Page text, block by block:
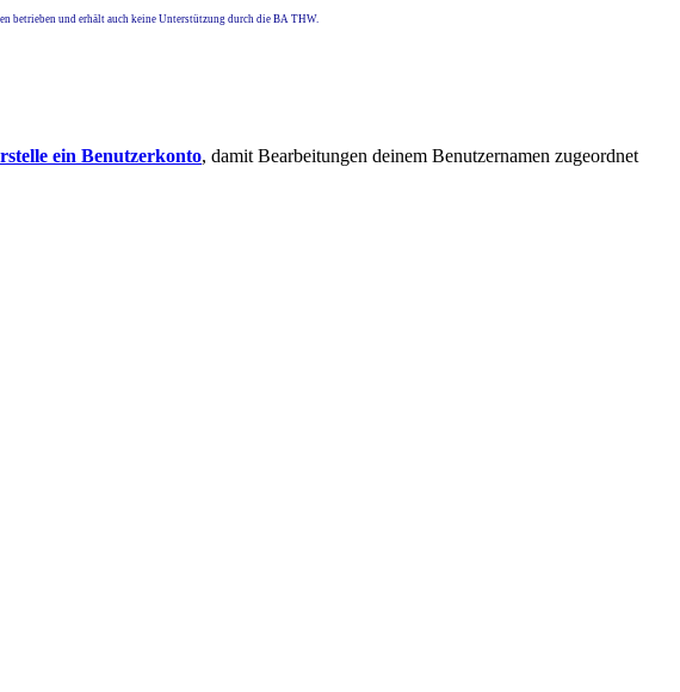
betrieben und erhält auch keine Unterstützung durch die BA THW.
ein Benutzerkonto, damit Bearbeitungen deinem Benutzernamen zugeordnet